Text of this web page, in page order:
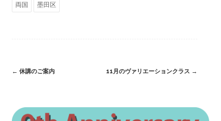
両国
墨田区
Post
← 休講のご案内 11月のヴァリエーションクラス →